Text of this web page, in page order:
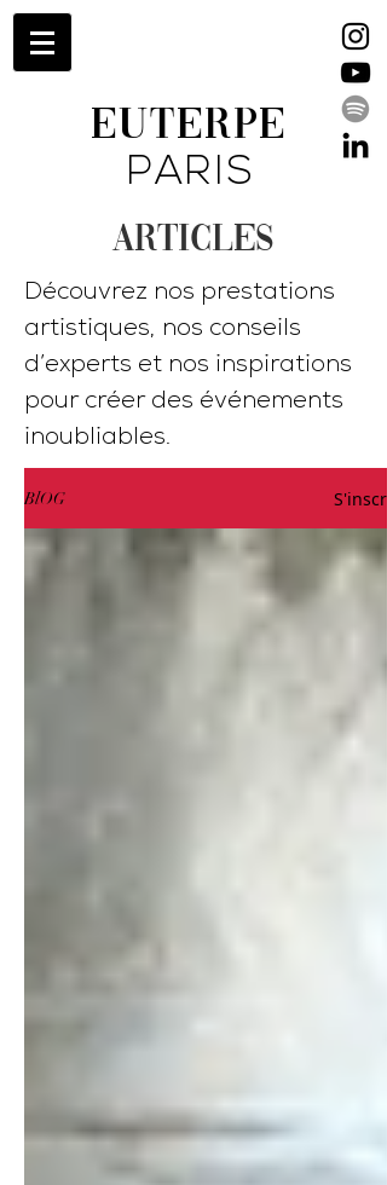
EUTERPE
PARIS
ARTICLES
Découvrez nos prestations
artistiques, nos conseils
d’experts et nos inspirations
pour créer des événements
inoubliables.
BlOG